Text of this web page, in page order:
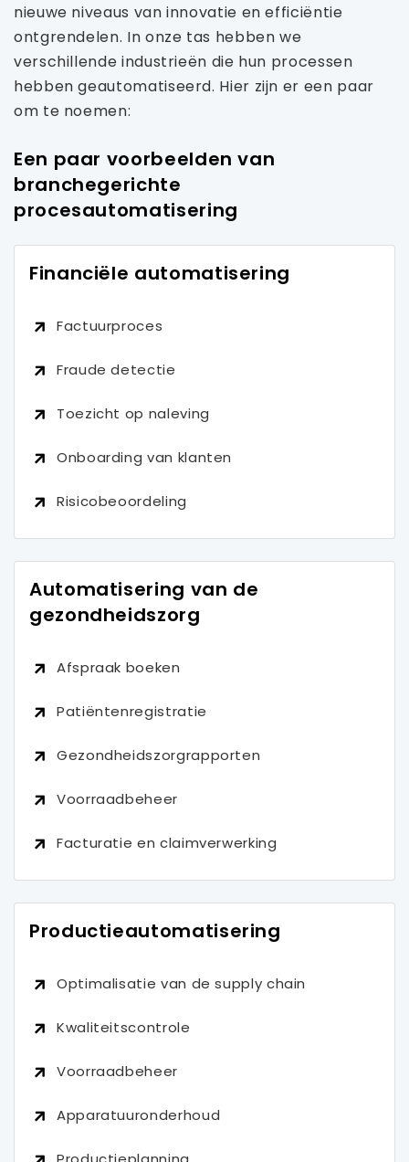
nieuwe niveaus van innovatie en efficiëntie
ontgrendelen. In onze tas hebben we
verschillende industrieën die hun processen
hebben geautomatiseerd. Hier zijn er een paar
om te noemen:
Een paar voorbeelden van
branchegerichte
procesautomatisering
Financiële automatisering
Factuurproces
Fraude detectie
Toezicht op naleving
Onboarding van klanten
Risicobeoordeling
Automatisering van de
gezondheidszorg
Afspraak boeken
Patiëntenregistratie
Gezondheidszorgrapporten
Voorraadbeheer
Facturatie en claimverwerking
Productieautomatisering
Optimalisatie van de supply chain
Kwaliteitscontrole
Voorraadbeheer
Apparatuuronderhoud